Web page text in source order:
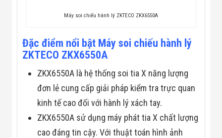
Máy Kiểm Tra
Bo Mạch Điện
Súng Bắn
Flycam
Robot Tự Hành
SOÁT RA VÀO
Cổng Dò Kim
Loại
Máy soi chiếu hành lý ZKTECO ZKX6550A
Đặc điểm nổi bật Máy soi chiếu hành lý
ZKTECO ZKX6550A
ZKX6550A là hệ thống soi tia X năng lượng
đơn lẻ cung cấp giải pháp kiểm tra trực quan
kinh tế cao đối với hành lý xách tay.
ZKX6550A sử dụng máy phát tia X chất lượng
cao đáng tin cậy. Với thuật toán hình ảnh